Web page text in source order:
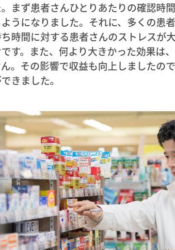
まず患者さんひとりあたりの確認時
うになりました。それに、多くの患
時間に対する患者さんのストレスが
す。また、何より大きかった効果は
。その影響で収益も向上しましたの
きました。